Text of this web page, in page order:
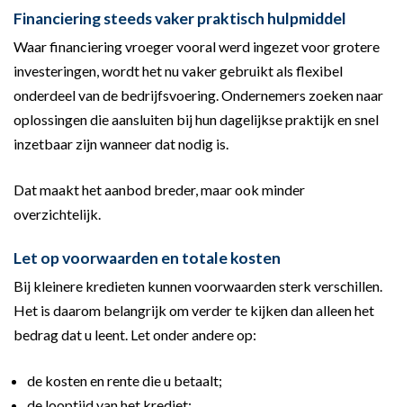
Financiering steeds vaker praktisch hulpmiddel
Waar financiering vroeger vooral werd ingezet voor grotere
investeringen, wordt het nu vaker gebruikt als flexibel
onderdeel van de bedrijfsvoering. Ondernemers zoeken naar
oplossingen die aansluiten bij hun dagelijkse praktijk en snel
inzetbaar zijn wanneer dat nodig is.
Dat maakt het aanbod breder, maar ook minder
overzichtelijk.
Let op voorwaarden en totale kosten
Bij kleinere kredieten kunnen voorwaarden sterk verschillen.
Het is daarom belangrijk om verder te kijken dan alleen het
bedrag dat u leent. Let onder andere op:
de kosten en rente die u betaalt;